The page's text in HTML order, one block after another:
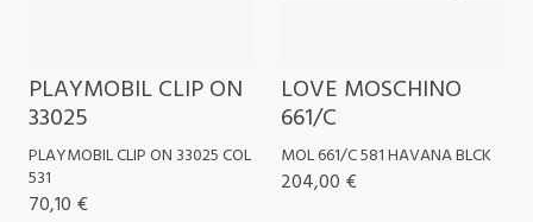
PLAYMOBIL CLIP ON
33025
PLAYMOBIL CLIP ON 33025 COL
531
70,10 €
LOVE MOSCHINO
661/C
MOL 661/C 581 HAVANA BLCK
204,00 €